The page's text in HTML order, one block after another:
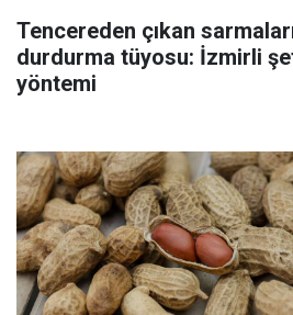
Tencereden çıkan
durdurma tüyosu: İzmirli
yöntemi